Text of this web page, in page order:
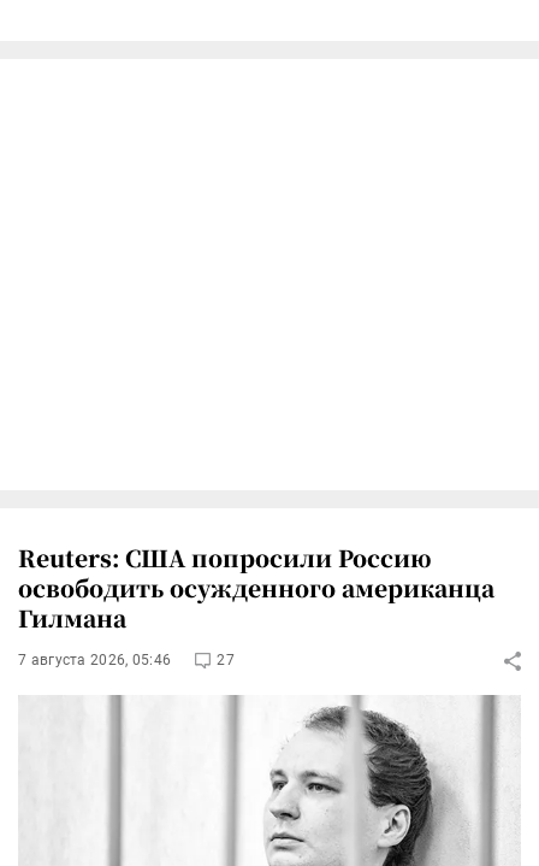
Reuters: США попросили Россию
освободить осужденного американца
Гилмана
7 августа 2026, 05:46 27